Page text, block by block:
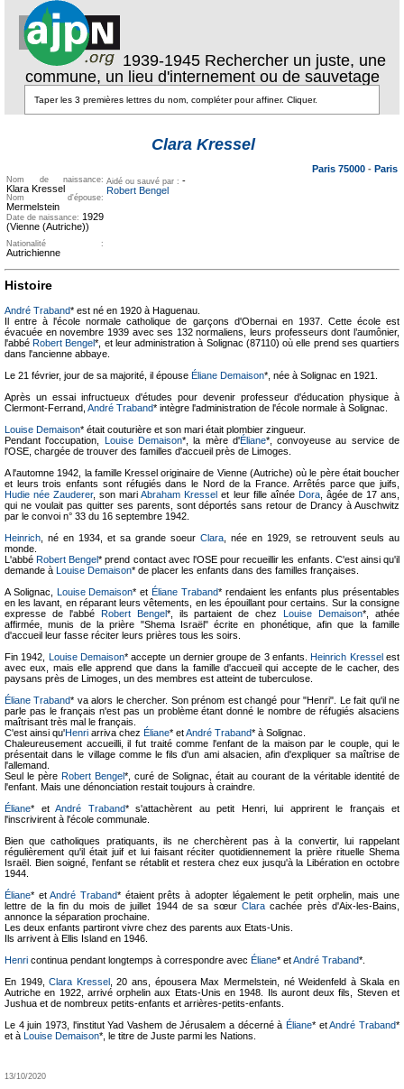
1939-1945 Rechercher un juste, une
commune, un lieu d'internement ou de sauvetage
Clara Kressel
Paris 75000 - Paris
Nom de naissance:
Klara Kressel
Nom d'épouse:
Mermelstein
Date de naissance: 1929
(Vienne (Autriche))
Nationalité :
Autrichienne
Aidé ou sauvé par : -
Robert Bengel
Histoire
André Traband* est né en 1920 à Haguenau.
Il entre à l'école normale catholique de garçons d'Obernai en 1937. Cette école est
évacuée en novembre 1939 avec ses 132 normaliens, leurs professeurs dont l’aumônier,
l'abbéRobert Bengel*, et leur administration à Solignac (87110) où elle prend ses quartiers
dans l'ancienne abbaye.
Le 21 février, jour de sa majorité, il épouse Éliane Demaison*, née à Solignac en 1921.
Après un essai infructueux d'études pour devenir professeur d'éducation physique à
Clermont-Ferrand, André Traband* intègre l'administration de l'école normale à Solignac.
Louise Demaison* était couturière et son mari était plombier zingueur.
Pendant l'occupation, Louise Demaison*, la mère d'Éliane*, convoyeuse au service de
l'OSE, chargée de trouver des familles d'accueil près de Limoges.
A l'automne 1942, la famille Kressel originaire de Vienne (Autriche) où le père était boucher
et leurs trois enfants sont réfugiés dans le Nord de la France. Arrêtés parce que juifs,
Hudie née Zauderer, son mariAbraham Kressel et leur fille aînée Dora, âgée de 17 ans,
qui ne voulait pas quitter ses parents, sont déportés sans retour de Drancy à Auschwitz
par le convoi n° 33 du 16 septembre 1942.
Heinrich , né en 1934, et sa grande soeur Clara , née en 1929, se retrouvent seuls au
monde.
L'abbéRobert Bengel* prend contact avec l'OSE pour recueillir les enfants. C'est ainsi qu'il
demande à Louise Demaison* de placer les enfants dans des familles françaises.
A Solignac, Louise Demaison* etÉliane Traband* rendaient les enfants plus présentables
en les lavant, en réparant leurs vêtements, en les épouillant pour certains. Sur la consigne
expresse de l'abbé Robert Bengel*, ils partaient de chezLouise Demaison*, athée
affirmée, munis de la prière "Shema Israël" écrite en phonétique, afin que la famille
d'accueil leur fasse réciter leurs prières tous les soirs.
Fin 1942, Louise Demaison* accepte un dernier groupe de 3 enfants.Heinrich Kresselest
avec eux, mais elle apprend que dans la famille d'accueil qui accepte de le cacher, des
paysans près de Limoges, un des membres est atteint de tuberculose.
Éliane Traband* va alors le chercher. Son prénom est changé pour "Henri". Le fait qu'il ne
parle pas le français n'est pas un problème étant donné le nombre de réfugiés alsaciens
maîtrisant très mal le français.
C'est ainsi qu'Henri arriva chez Éliane* etAndré Traband* à Solignac.
Chaleureusement accueilli, il fut traité comme l'enfant de la maison par le couple, qui le
présentait dans le village comme le fils d'un ami alsacien, afin d'expliquer sa maîtrise de
l'allemand.
Seul le père Robert Bengel*, curé de Solignac, était au courant de la véritable identité de
l'enfant. Mais une dénonciation restait toujours à craindre.
Éliane* et André Traband* s'attachèrent au petit Henri, lui apprirent le français et
l'inscrivirent à l'école communale.
Bien que catholiques pratiquants, ils ne cherchèrent pas à la convertir, lui rappelant
régulièrement qu'il était juif et lui faisant réciter quotidiennement la prière rituelle Shema
Israël. Bien soigné, l'enfant se rétablit et restera chez eux jusqu'à la Libération en octobre
1944.
Éliane* etAndré Traband* étaient prêts à adopter légalement le petit orphelin, mais une
lettre de la fin du mois de juillet 1944 de sa sœur Clara cachée près d'Aix-les-Bains,
annonce la séparation prochaine.
Les deux enfants partiront vivre chez des parents aux Etats-Unis.
Ils arrivent à Ellis Island en 1946.
Henri continua pendant longtemps à correspondre avec Éliane* etAndré Traband*.
En 1949,Clara Kressel, 20 ans, épousera Max Mermelstein, né Weidenfeld à Skala en
Autriche en 1922, arrivé orphelin aux Etats-Unis en 1948. Ils auront deux fils, Steven et
Jushua et de nombreux petits-enfants et arrières-petits-enfants.
Le 4 juin 1973, l'institut Yad Vashem de Jérusalem a décerné à Éliane* etAndré Traband*
et à Louise Demaison*, le titre de Juste parmi les Nations.
13/10/2020